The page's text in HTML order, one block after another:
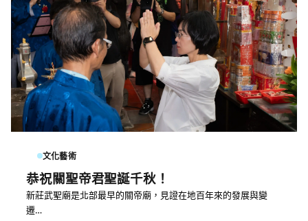
文化藝術
恭祝關聖帝君聖誕千秋！
新莊武聖廟是北部最早的關帝廟，見證在地百年來的發展與變
遷…